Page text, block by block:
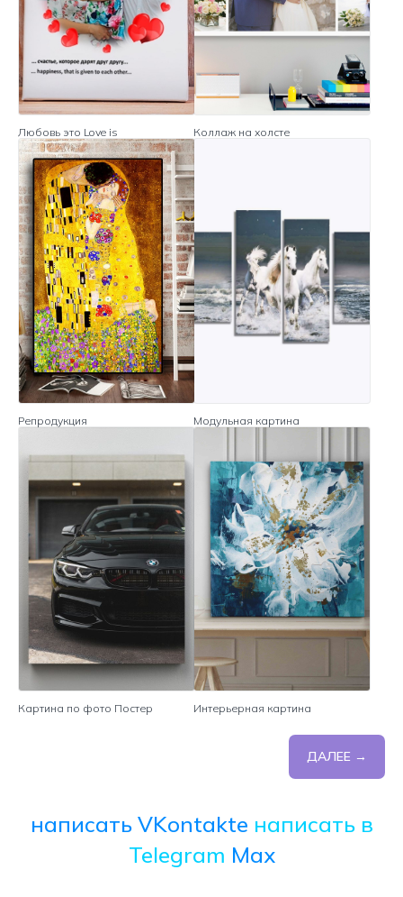
Любовь это Love is Коллаж на холсте
Репродукция Модульная картина
Картина по фото Постер Интерьерная картина
ДАЛЕЕ →
написать VKontakte написать в
Telegram Max